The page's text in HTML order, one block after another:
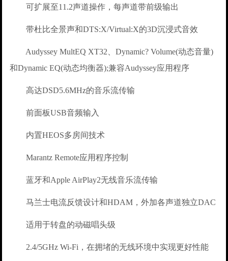
可扩展至11.2声道操作，每声道带前级输出
带杜比全景声和DTS:X/Virtual:X的3D沉浸式音效
Audyssey MultEQ XT32、Dynamic? Volume(动态音量)
和Dynamic EQ(动态均衡器);兼容Audyssey应用程序
高达DSD5.6MHz的音乐流传输
前面板USB音频输入
内置HEOS多房间技术
Marantz Remote应用程序控制
蓝牙和Apple AirPlay2无线音乐流传输
马兰士电流反馈设计和HDAM，外加各声道独立DAC
适用于转盘的动磁唱头级
2.4/5GHz Wi-Fi，在拥堵的无线环境中实现更好性能